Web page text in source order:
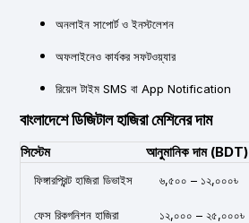
অনলাইন সাপোর্ট ও ইনস্টলেশন
অফলাইনেও কার্যকর সফটওয়্যার
রিয়েল টাইম SMS বা App Notification
বাংলাদেশে ডিজিটাল হাজিরা মেশিনের দাম
সিস্টেম আনুমানিক দাম (BDT)
ফিঙ্গারপ্রিন্ট হাজিরা ডিভাইস ৬,৫০০ – ১২,০০০৳
ফেস রিকগনিশন হাজিরা ১২,০০০ – ২৫,০০০৳